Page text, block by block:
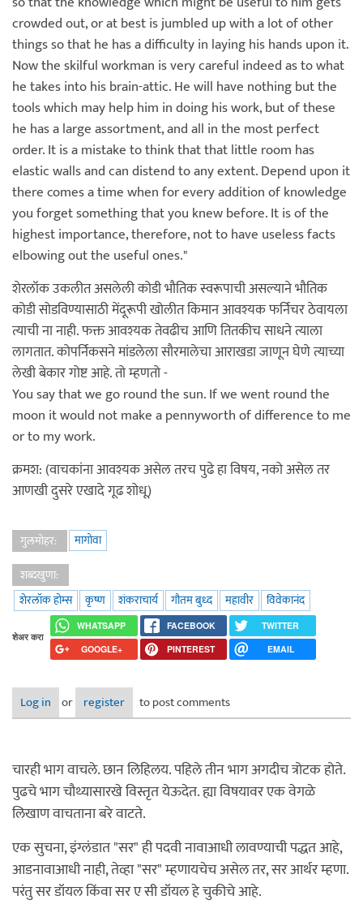
crowded out, or at best is jumbled up with a lot of other
things so that he has a difficulty in laying his hands upon it.
Now the skilful workman is very careful indeed as to what
he takes into his brain-attic. He will have nothing but the
tools which may help him in doing his work, but of these
he has a large assortment, and all in the most perfect
order. It is a mistake to think that that little room has
elastic walls and can distend to any extent. Depend upon it
there comes a time when for every addition of knowledge
you forget something that you knew before. It is of the
highest importance, therefore, not to have useless facts
elbowing out the useful ones."
शेरलॉक उकलीत असलेली कोडी भौतिक स्वरूपाची असल्याने भौतिक
कोडी सोडविण्यासाठी मेंदूरूपी खोलीत किमान आवश्यक फर्निचर ठेवायला
त्याची ना नाही. फक्त आवश्यक तेवढीच आणि तितकीच साधने त्याला
लागतात. कोपर्निकसने मांडलेला सौरमालेचा आराखडा जाणून घेणे त्याच्या
लेखी बेकार गोष्ट आहे. तो म्हणतो -
You say that we go round the sun. If we went round the
moon it would not make a pennyworth of difference to me
or to my work.
क्रमश: (वाचकांना आवश्यक असेल तरच पुढे हा विषय, नको असेल तर
आणखी दुसरे एखादे गूढ शोधू)
गुलमोहर:
मागोवा
शब्दखुणा:
शेरलॉक होम्स
कृष्ण शंकराचार्य गौतम बुध्द महावीर विवेकानंद
शेअर करा
WHATSAPP FACEBOOK
TWITTER
GOOGLE+
PINTEREST EMAIL
Log in or register to post comments
चारही भाग वाचले. छान लिहिलय. पहिले तीन भाग अगदीच त्रोटक होते.
पुढचे भाग चौथ्यासारखे विस्तृत येऊदेत. ह्या विषयावर एक वेगळे
लिखाण वाचताना बरे वाटते.
एक सुचना, इंग्लंडात "सर" ही पदवी नावाआधी लावण्याची पद्धत आहे,
आडनावाआधी नाही, तेव्हा "सर" म्हणायचेच असेल तर, सर आर्थर म्हणा.
परंतु सर डॉयल किंवा सर ए सी डॉयल हे चुकीचे आहे.